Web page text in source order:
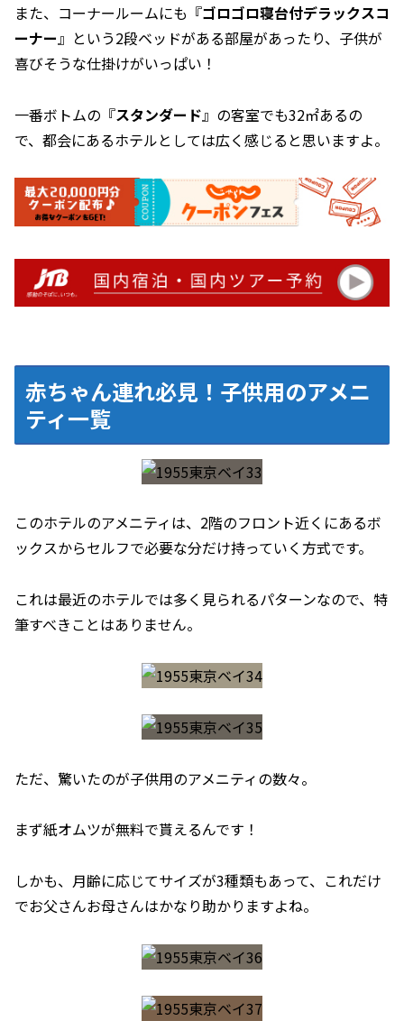
また、コーナールームにも『ゴロゴロ寝台付デラックスコ
ーナー』という2段ベッドがある部屋があったり、子供が
喜びそうな仕掛けがいっぱい！
一番ボトムの『スタンダード』の客室でも32㎡あるの
で、都会にあるホテルとしては広く感じると思いますよ。
赤ちゃん連れ必見！子供用のアメニ
ティ一覧
このホテルのアメニティは、2階のフロント近くにあるボ
ックスからセルフで必要な分だけ持っていく方式です。
これは最近のホテルでは多く見られるパターンなので、特
筆すべきことはありません。
ただ、驚いたのが子供用のアメニティの数々。
まず紙オムツが無料で貰えるんです！
しかも、月齢に応じてサイズが3種類もあって、これだけ
でお父さんお母さんはかなり助かりますよね。